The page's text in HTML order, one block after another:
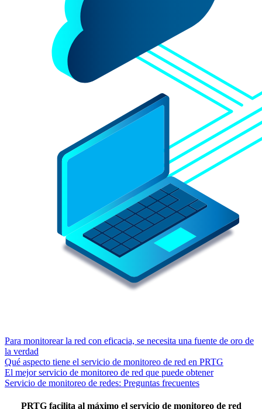
Para monitorear la red con eficacia, se necesita una fuente de oro de
la verdad
Qué aspecto tiene el servicio de monitoreo de red en PRTG
El mejor servicio de monitoreo de red que puede obtener
Servicio de monitoreo de redes: Preguntas frecuentes
PRTG facilita al máximo el servicio de monitoreo de red